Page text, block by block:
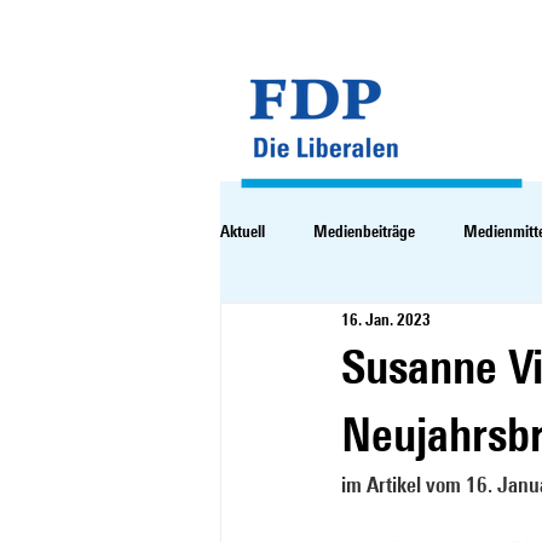
Aktuell Medienbeiträge
Susanne
16. Jan. 2023
im Artikel vom 16.